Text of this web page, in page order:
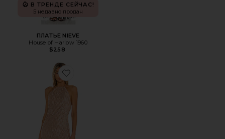
В ТРЕНДЕ СЕЙЧАС!
5 недавно продан
ПЛАТЬЕ NIEVE
House of Harlow 1960
$258
Favorite ПЛАТЬЕ FREDERICK